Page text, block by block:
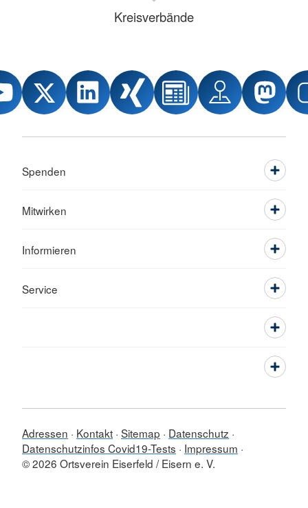
Kreisverbände
Spenden
Mitwirken
Informieren
Service
Adressen Kontakt Sitemap
Datenschutz
Datenschutzinfos Covid19-Tests
Impressum
© 2026 Ortsverein Eiserfeld / Eisern e. V.